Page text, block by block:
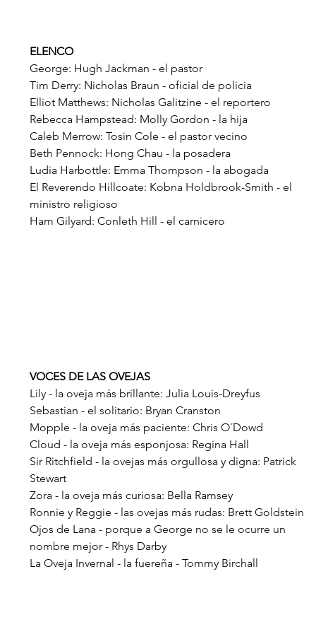
ELENCO
George: Hugh Jackman - el pastor
Tim Derry: Nicholas Braun - oficial de policia
Elliot Matthews: Nicholas Galitzine - el reportero
Rebecca Hampstead: Molly Gordon - la hija
Caleb Merrow: Tosin Cole - el pastor vecino
Beth Pennock: Hong Chau - la posadera
Ludia Harbottle: Emma Thompson - la abogada
El Reverendo Hillcoate: Kobna Holdbrook-Smith - el
ministro religioso
Ham Gilyard: Conleth Hill - el carnicero
VOCES DE LAS OVEJAS
Lily - la oveja más brillante: Julia Louis-Dreyfus
Sebastian - el solitario: Bryan Cranston
Mopple - la oveja más paciente: Chris O´Dowd
Cloud - la oveja más esponjosa: Regina Hall
Sir Ritchfield - la ovejas más orgullosa y digna: Patrick
Stewart
Zora - la oveja más curiosa: Bella Ramsey
Ronnie y Reggie - las ovejas más rudas: Brett Goldstein
Ojos de Lana - porque a George no se le ocurre un
nombre mejor - Rhys Darby
La Oveja Invernal - la fuereña - Tommy Birchall